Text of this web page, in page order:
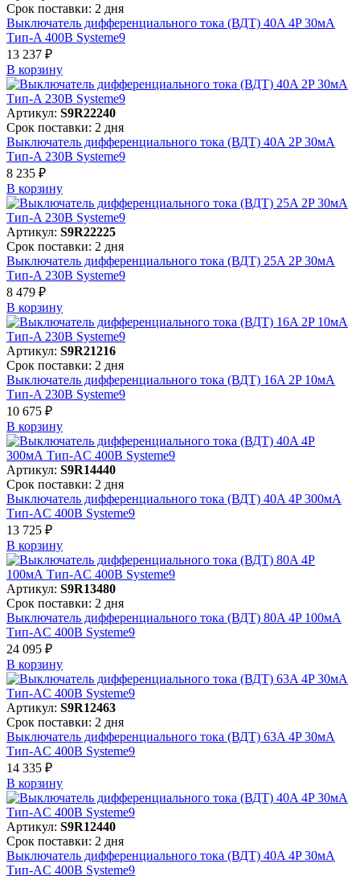
Срок поставки: 2 дня
Выключатель дифференциального тока (ВДТ) 40A 4P 30мА
Тип-A 400В Systeme9
13 237 ₽
В корзинy
Артикул: S9R22240
Срок поставки: 2 дня
Выключатель дифференциального тока (ВДТ) 40A 2P 30мА
Тип-A 230В Systeme9
8 235 ₽
В корзинy
Артикул: S9R22225
Срок поставки: 2 дня
Выключатель дифференциального тока (ВДТ) 25A 2P 30мА
Тип-A 230В Systeme9
8 479 ₽
В корзинy
Артикул: S9R21216
Срок поставки: 2 дня
Выключатель дифференциального тока (ВДТ) 16A 2P 10мА
Тип-A 230В Systeme9
10 675 ₽
В корзинy
Артикул: S9R14440
Срок поставки: 2 дня
Выключатель дифференциального тока (ВДТ) 40A 4P 300мА
Тип-AC 400В Systeme9
13 725 ₽
В корзинy
Артикул: S9R13480
Срок поставки: 2 дня
Выключатель дифференциального тока (ВДТ) 80A 4P 100мА
Тип-AC 400В Systeme9
24 095 ₽
В корзинy
Артикул: S9R12463
Срок поставки: 2 дня
Выключатель дифференциального тока (ВДТ) 63A 4P 30мА
Тип-AC 400В Systeme9
14 335 ₽
В корзинy
Артикул: S9R12440
Срок поставки: 2 дня
Выключатель дифференциального тока (ВДТ) 40A 4P 30мА
Тип-AC 400В Systeme9